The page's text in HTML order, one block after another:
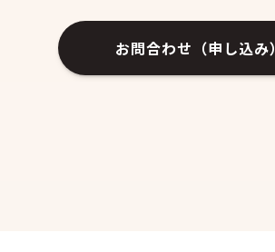
お問合わせ（申し込み）